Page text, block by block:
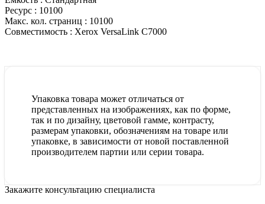
Ресурс : 10100
Макс. кол. страниц : 10100
Совместимость : Xerox VersaLink C7000
Упаковка товара может отличаться от
представленных на изображениях, как по форме,
так и по дизайну, цветовой гамме, контрасту,
размерам упаковки, обозначениям на товаре или
упаковке, в зависимости от новой поставленной
производителем партии или серии товара.
Закажите консультацию специалиста